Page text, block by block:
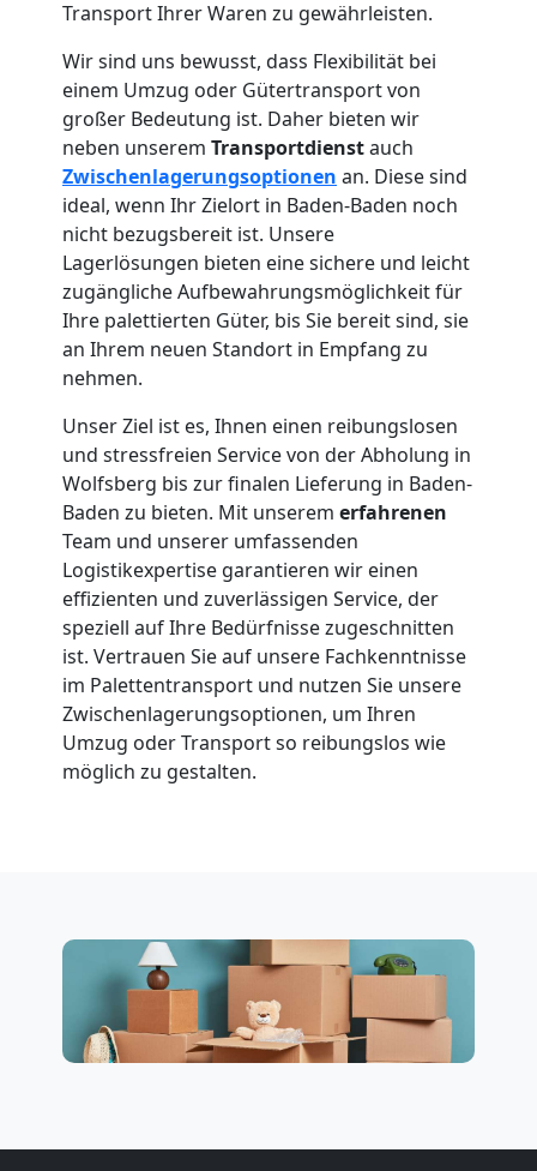
Transport Ihrer Waren zu gewährleisten.
Wir sind uns bewusst, dass Flexibilität bei
einem Umzug oder Gütertransport von
großer Bedeutung ist. Daher bieten wir
neben unserem Transportdienstauch
Zwischenlagerungsoptionen an. Diese sind
ideal, wenn Ihr Zielort in Baden-Baden noch
nicht bezugsbereit ist. Unsere
Lagerlösungen bieten eine sichere und leicht
zugängliche Aufbewahrungsmöglichkeit für
Ihre palettierten Güter, bis Sie bereit sind, sie
an Ihrem neuen Standort in Empfang zu
nehmen.
Unser Ziel ist es, Ihnen einen reibungslosen
und stressfreien Service von der Abholung in
Wolfsberg bis zur finalen Lieferung in Baden-
Baden zu bieten. Mit unserem erfahrenen
Team und unserer umfassenden
Logistikexpertise garantieren wir einen
effizienten und zuverlässigen Service, der
speziell auf Ihre Bedürfnisse zugeschnitten
ist. Vertrauen Sie auf unsere Fachkenntnisse
im Palettentransport und nutzen Sie unsere
Zwischenlagerungsoptionen, um Ihren
Umzug oder Transport so reibungslos wie
möglich zu gestalten.